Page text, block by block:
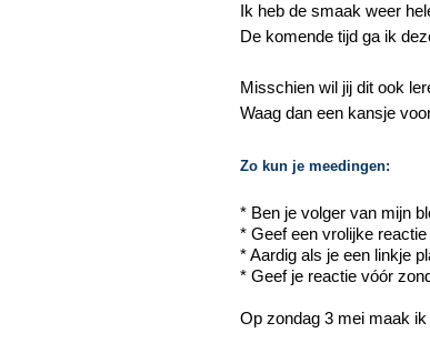
Ik heb de smaak weer
De komende tijd ga ik
Misschien wil jij dit ook
Waag dan een kansje
Zo kun je meedingen:
* Ben je volger van mijn
* Geef een vrolijke
* Aardig als je een linkje
* Geef je reactie vóór
Op zondag 3 mei maak